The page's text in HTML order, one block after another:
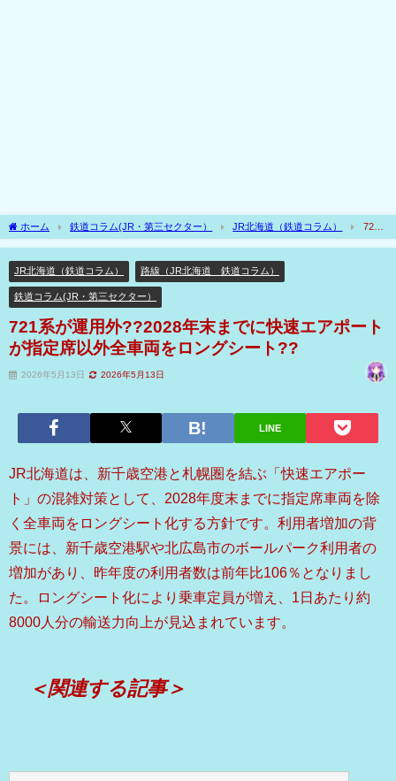
ホーム 鉄道コラム(JR・第三セクター） JR北海道（鉄道コラム）
721
系が運用外??2028年末までに快速エアポートが指定席以外全車両をロングシート??
JR北海道（鉄道コラム） 路線（JR北海道 鉄道コラム）
鉄道コラム(JR・第三セクター）
721系が運用外??2028年末までに快速エアポート
が指定席以外全車両をロングシート??
2026年5月13日 2026年5月13日
LINE
JR北海道は、新千歳空港と札幌圏を結ぶ「快速エアポー
ト」の混雑対策として、2028年度末までに指定席車両を除
く全車両をロングシート化する方針です。利用者増加の背
景には、新千歳空港駅や北広島市のボールパーク利用者の
増加があり、昨年度の利用者数は前年比106％となりまし
た。ロングシート化により乗車定員が増え、1日あたり約
8000人分の輸送力向上が見込まれています。
＜関連する記事＞